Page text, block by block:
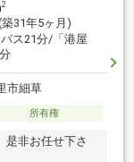
2
31年5ヶ月)
ス21分/「港屋
市細草
所有権
是非お任せ下さ